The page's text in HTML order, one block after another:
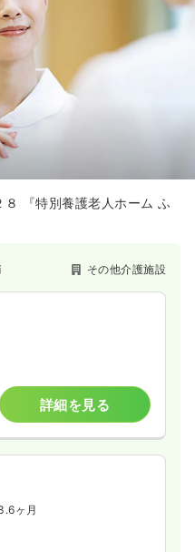
『特別養護老人ホーム ふ
その他介護施設
詳細を見る
ヶ月